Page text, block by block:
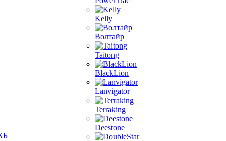
Kelly
Волтайр
Taitong
BlackLion
Lanvigator
Terraking
Deestone